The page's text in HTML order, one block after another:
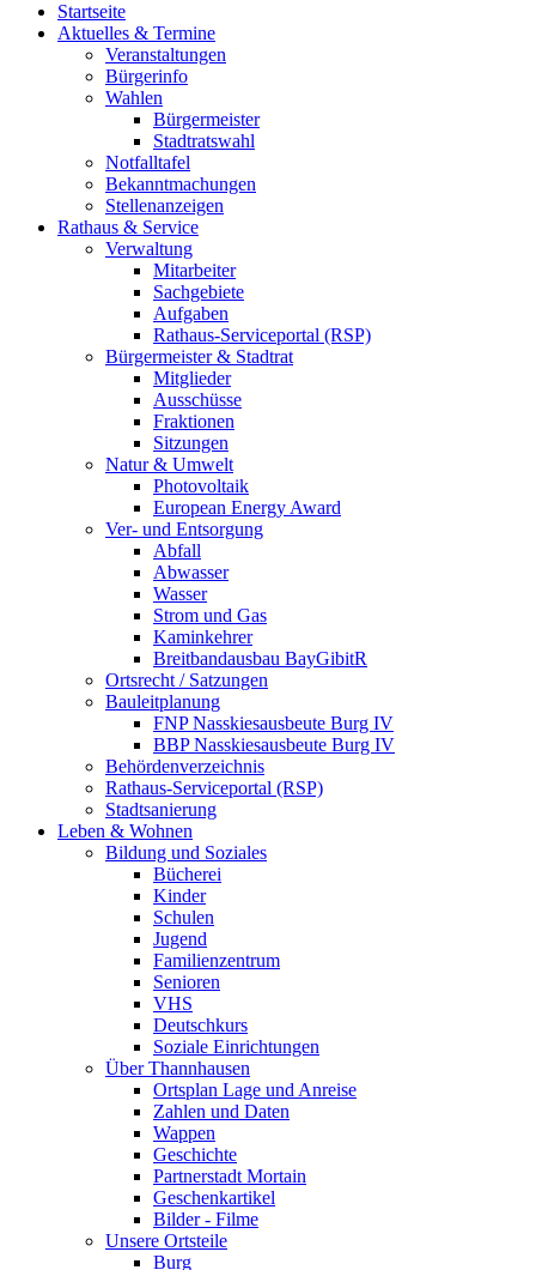
Startseite
Aktuelles & Termine
Veranstaltungen
Bürgerinfo
Wahlen
Bürgermeister
Stadtratswahl
Notfalltafel
Bekanntmachungen
Stellenanzeigen
Rathaus & Service
Verwaltung
Mitarbeiter
Sachgebiete
Aufgaben
Rathaus-Serviceportal (RSP)
Bürgermeister & Stadtrat
Mitglieder
Ausschüsse
Fraktionen
Sitzungen
Natur & Umwelt
Photovoltaik
European Energy Award
Ver- und Entsorgung
Abfall
Abwasser
Wasser
Strom und Gas
Kaminkehrer
Breitbandausbau BayGibitR
Ortsrecht / Satzungen
Bauleitplanung
FNP Nasskiesausbeute Burg IV
BBP Nasskiesausbeute Burg IV
Behördenverzeichnis
Rathaus-Serviceportal (RSP)
Stadtsanierung
Leben & Wohnen
Bildung und Soziales
Bücherei
Kinder
Schulen
Jugend
Familienzentrum
Senioren
VHS
Deutschkurs
Soziale Einrichtungen
Über Thannhausen
Ortsplan Lage und Anreise
Zahlen und Daten
Wappen
Geschichte
Partnerstadt Mortain
Geschenkartikel
Bilder - Filme
Unsere Ortsteile
Burg